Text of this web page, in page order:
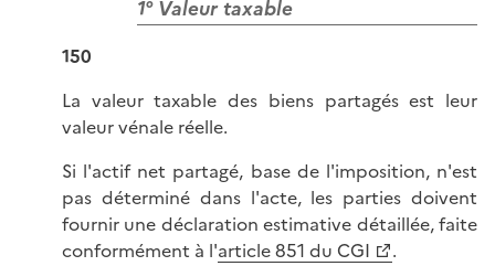
1° Valeur taxable
150
La valeur taxable des biens partagés est leur
valeur vénale réelle.
Si l'actif net partagé, base de l'imposition, n'est
pas déterminé dans l'acte, les parties doivent
fournir une déclaration estimative détaillée, faite
conformément à l'article 851 du CGI .